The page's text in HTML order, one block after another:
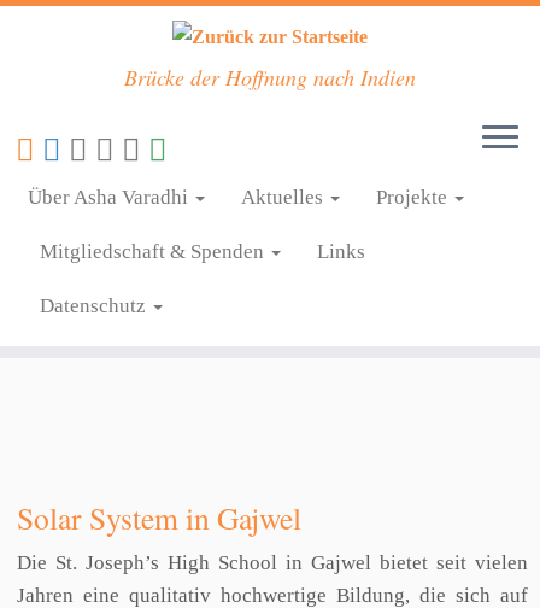
Zum
springen
Brücke der Hoffnung nach Indien
Über Asha Varadhi Aktuelles Projekte
Mitgliedschaft & Spenden Links
Datenschutz
Ehmann Stiftung
Solar System in Gajwel
Die St. Joseph’s High School in Gajwel bietet seit vielen
Jahren eine qualitativ hochwertige Bildung, die sich auf